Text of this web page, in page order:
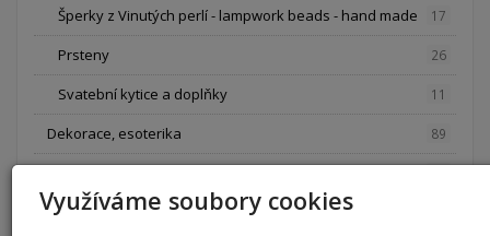
Šperky z Vinutých perlí - lampwork beads - hand made 17
Prsteny 26
Svatební kytice a doplňky 11
Dekorace, esoterika 89
Stojánky a poličky
Využíváme soubory cookies